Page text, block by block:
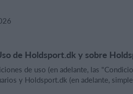
de Holdsport.dk y sobre
de uso (en adelante, las
y Holdsport.dk (en adelante,